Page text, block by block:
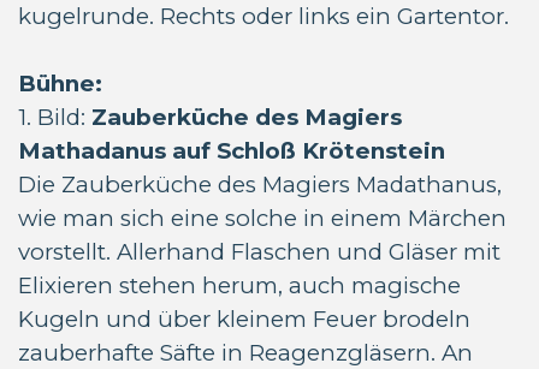
kugelrunde. Rechts oder links ein Gartentor.
Bühne:
1. Bild: Zauberküche des Magiers
Mathadanus auf Schloß Krötenstein
Die Zauberküche des Magiers Madathanus,
wie man sich eine solche in einem Märchen
vorstellt. Allerhand Flaschen und Gläser mit
Elixieren stehen herum, auch magische
Kugeln und über kleinem Feuer brodeln
zauberhafte Säfte in Reagenzgläsern. An